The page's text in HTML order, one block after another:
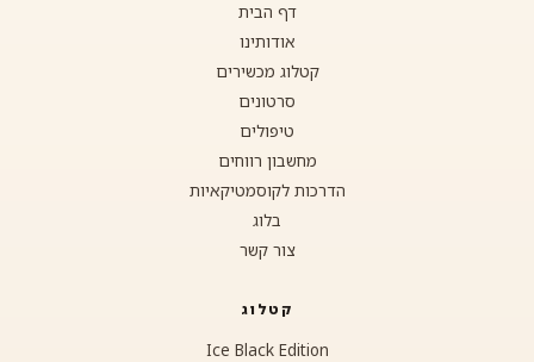
דף הבית
אודותינו
קטלוג מכשירים
סרטונים
טיפולים
מחשבון רווחים
הדרכות לקוסמטיקאיות
בלוג
צור קשר
קטלוג
Ice Black Edition